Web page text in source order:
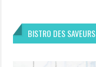
BISTRO DES SAVEURS